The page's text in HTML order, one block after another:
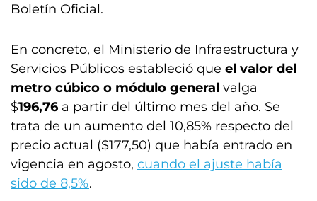
Boletín Oficial.
En concreto, el Ministerio de Infraestructura y
Servicios Públicos estableció que el valor del
metro cúbico o módulo general valga
$196,76 a partir del último mes del año. Se
trata de un aumento del 10,85% respecto del
precio actual ($177,50) que había entrado en
vigencia en agosto, cuando el ajuste había
sido de 8,5%.